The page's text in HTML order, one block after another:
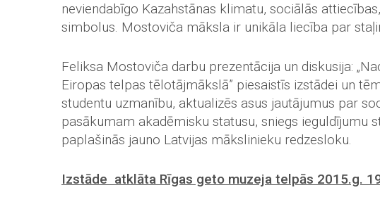
neviendabīgo Kazahstānas klimatu, sociālās
simbolus. Mostoviča māksla ir unikāla liecība par
Feliksa Mostoviča darbu prezentācija un diskusija:
Eiropas telpas tēlotājmākslā” piesaistīs izstādei un
studentu uzmanību, aktualizēs asus jautājumus par
pasākumam akadēmisku statusu, sniegs ieguldījumu
paplašinās jauno Latvijas mākslinieku redzesloku.
Izstāde atklāta Rīgas geto muzeja telpās 2015.g.